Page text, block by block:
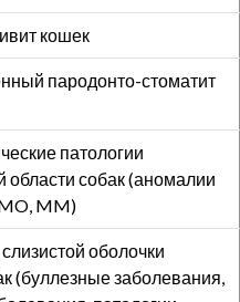
кошек
пародонто-стоматит
патологии
области собак (аномалии
MM)
оболочки
(буллезные заболевания,